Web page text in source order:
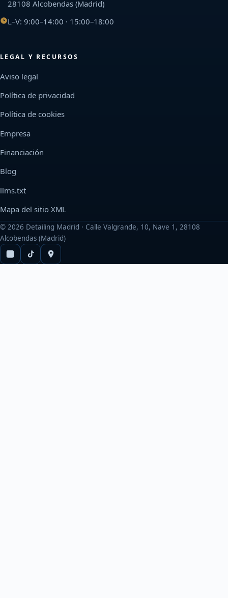
28108 Alcobendas (Madrid)
L–V: 9:00–14:00 · 15:00–18:00
LEGAL Y RECURSOS
Aviso legal
Política de privacidad
Política de cookies
Empresa
Financiación
Blog
llms.txt
Mapa del sitio XML
© 2026 Detailing Madrid · Calle Valgrande, 10, Nave 1, 28108
Alcobendas (Madrid)